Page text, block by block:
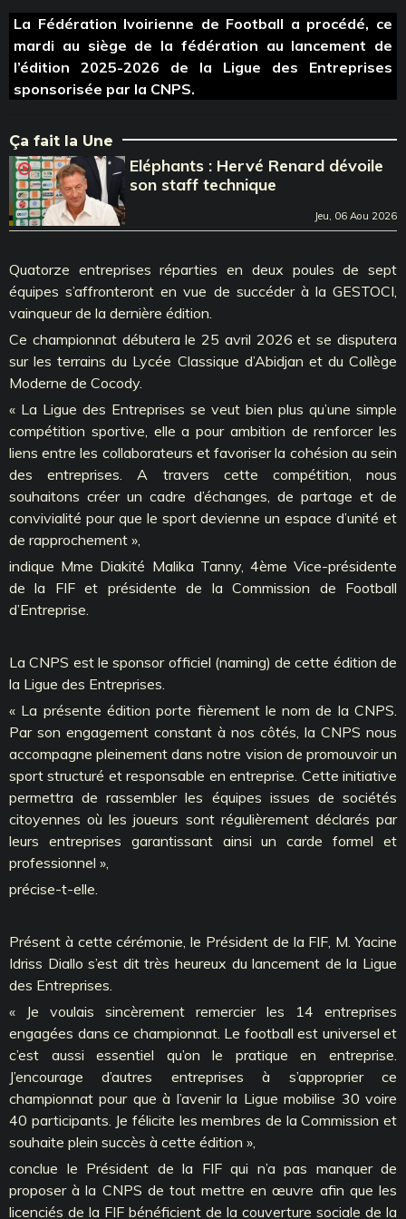
La Fédération Ivoirienne de Football a procédé, ce
mardi au siège de la fédération au lancement de
l’édition 2025-2026 de la Ligue des Entreprises
sponsorisée par la CNPS.
Ça fait la Une
Eléphants : Hervé Renard dévoile
son staff technique
Jeu, 06 Aou 2026
Quatorze entreprises réparties en deux poules de sept
équipes s’affronteront en vue de succéder à la GESTOCI,
vainqueur de la dernière édition.
Ce championnat débutera le 25 avril 2026 et se disputera
sur les terrains du Lycée Classique d’Abidjan et du Collège
Moderne de Cocody.
« La Ligue des Entreprises se veut bien plus qu’une simple
compétition sportive, elle a pour ambition de renforcer les
liens entre les collaborateurs et favoriser la cohésion au sein
des entreprises. A travers cette compétition, nous
souhaitons créer un cadre d’échanges, de partage et de
convivialité pour que le sport devienne un espace d’unité et
de rapprochement »,
indique Mme Diakité Malika Tanny, 4ème Vice-présidente
de la FIF et présidente de la Commission de Football
d’Entreprise.
La CNPS est le sponsor officiel (naming) de cette édition de
la Ligue des Entreprises.
« La présente édition porte fièrement le nom de la CNPS.
Par son engagement constant à nos côtés, la CNPS nous
accompagne pleinement dans notre vision de promouvoir un
sport structuré et responsable en entreprise. Cette initiative
permettra de rassembler les équipes issues de sociétés
citoyennes où les joueurs sont régulièrement déclarés par
leurs entreprises garantissant ainsi un carde formel et
professionnel »,
précise-t-elle.
Présent à cette cérémonie, le Président de la FIF, M. Yacine
Idriss Diallo s’est dit très heureux du lancement de la Ligue
des Entreprises.
« Je voulais sincèrement remercier les 14 entreprises
engagées dans ce championnat. Le football est universel et
c’est aussi essentiel qu’on le pratique en entreprise.
J’encourage d’autres entreprises à s’approprier ce
championnat pour que à l’avenir la Ligue mobilise 30 voire
40 participants. Je félicite les membres de la Commission et
souhaite plein succès à cette édition »,
conclue le Président de la FIF qui n’a pas manquer de
proposer à la CNPS de tout mettre en œuvre afin que les
licenciés de la FIF bénéficient de la couverture sociale de la